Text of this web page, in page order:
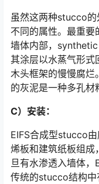
虽然这两种stucco
不同的属性。最重要
墙体内部，
其涂层以水蒸气形式
木头框架的慢慢腐
的灰泥是一种多孔材
C）安装：
EIFS合成型stucco
烯板和建筑纸板组成
旦有水渗透入墙体
传统的stucco结构中